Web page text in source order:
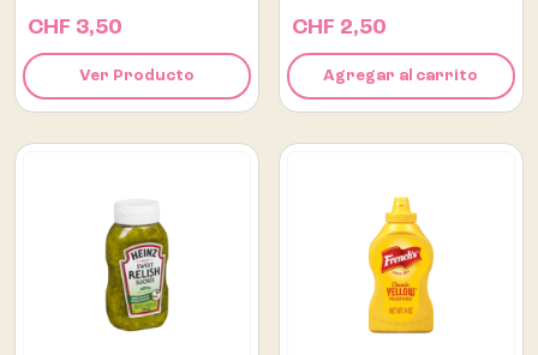
CHF 3,50
Ver Producto
CHF 2,50
Agregar al carrito